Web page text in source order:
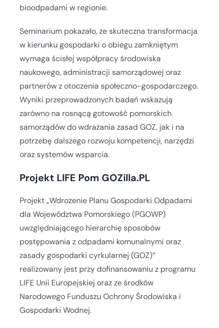
bioodpadami w regionie.
Seminarium pokazało, że skuteczna transformacja
w kierunku gospodarki o obiegu zamkniętym
wymaga ścisłej współpracy środowiska
naukowego, administracji samorządowej oraz
partnerów z otoczenia społeczno-gospodarczego.
Wyniki przeprowadzonych badań wskazują
zarówno na rosnącą gotowość pomorskich
samorządów do wdrażania zasad GOZ, jak i na
potrzebę dalszego rozwoju kompetencji, narzędzi
oraz systemów wsparcia.
Projekt LIFE Pom GOZilla.PL
Projekt „Wdrożenie Planu Gospodarki Odpadami
dla Województwa Pomorskiego (PGOWP)
uwzględniającego hierarchię sposobów
postępowania z odpadami komunalnymi oraz
zasady gospodarki cyrkularnej (GOZ)”
realizowany jest przy dofinansowaniu z programu
LIFE Unii Europejskiej oraz ze środków
Narodowego Funduszu Ochrony Środowiska i
Gospodarki Wodnej.